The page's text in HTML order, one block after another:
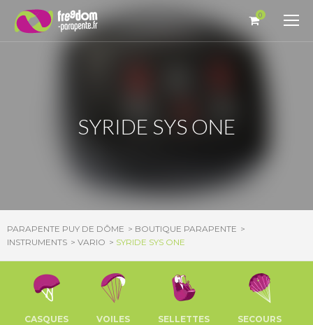
0
SYRIDE SYS ONE
PARAPENTE PUY DE DÔME
BOUTIQUE PARAPENTE
INSTRUMENTS
VARIO SYRIDE SYS ONE
CASQUES VOILES SELLETTES SECOURS